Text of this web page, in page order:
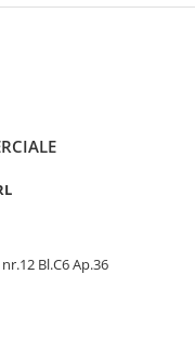
Bl.C6 Ap.36